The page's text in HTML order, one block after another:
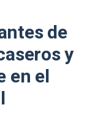
de
y
en el